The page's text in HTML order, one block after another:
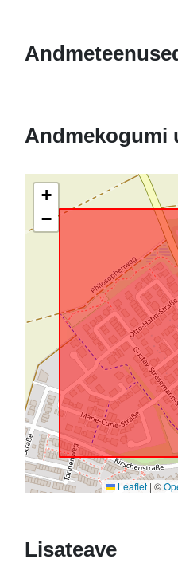
Andmekogumi
+
−
Leaflet | ©
Lisateave